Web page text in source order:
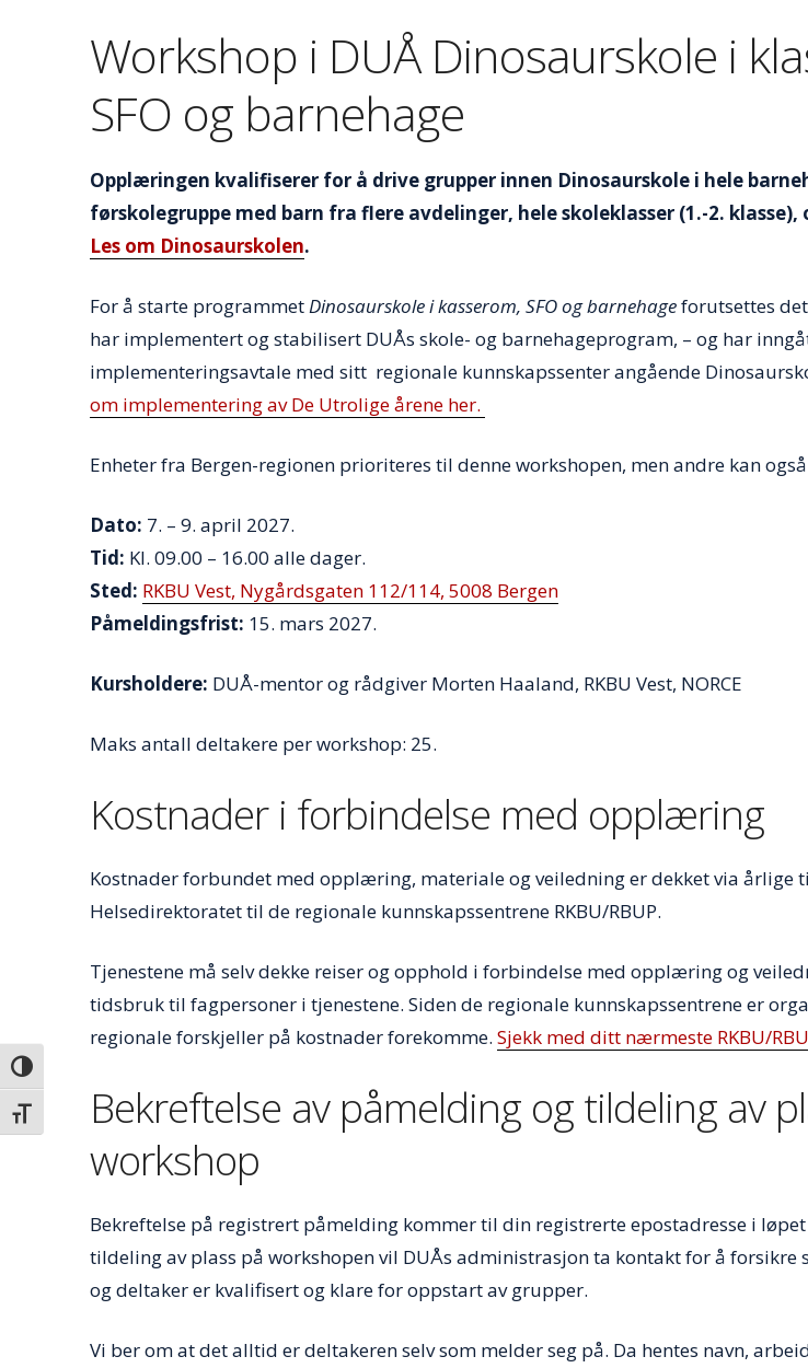
Veksle høykontrast
Veksle skriftstørrelse
Workshop i DUÅ Dinosaurskole i
SFO og barnehage
Opplæringen kvalifiserer for å drive grupper innen Dinosaurskole i hele
førskolegruppe med barn fra flere avdelinger, hele skoleklasser (1.-2. klasse),
Les om Dinosaurskolen.
For å starte programmet Dinosaurskole i kasserom, SFO og barnehageforutsettes
har implementert og stabilisert DUÅs skole- og barnehageprogram, – og har
implementeringsavtale med sitt regionale kunnskapssenter angående
om implementering av De Utrolige årene her.
Enheter fra Bergen-regionen prioriteres til denne workshopen, men andre kan
Dato: 7. – 9. april 2027.
Tid: Kl. 09.00 – 16.00 alle dager.
Sted: RKBU Vest, Nygårdsgaten 112/114, 5008 Bergen
Påmeldingsfrist: 15. mars 2027.
Kursholdere: DUÅ-mentor og rådgiver Morten Haaland, RKBU Vest, NORCE
Maks antall deltakere per workshop: 25.
Kostnader i forbindelse med opplæring
Kostnader forbundet med opplæring, materiale og veiledning er dekket via årlige
Helsedirektoratet til de regionale kunnskapssentrene RKBU/RBUP.
Tjenestene må selv dekke reiser og opphold i forbindelse med opplæring og
tidsbruk til fagpersoner i tjenestene. Siden de regionale kunnskapssentrene er
regionale forskjeller på kostnader forekomme. Sjekk med ditt nærmeste RKBU/
Bekreftelse av påmelding og tildeling av
workshop
Bekreftelse på registrert påmelding kommer til din registrerte epostadresse i
tildeling av plass på workshopen vil DUÅs administrasjon ta kontakt for å forsikre
og deltaker er kvalifisert og klare for oppstart av grupper.
Vi ber om at det alltid er deltakeren selv som melder seg på. Da hentes navn,